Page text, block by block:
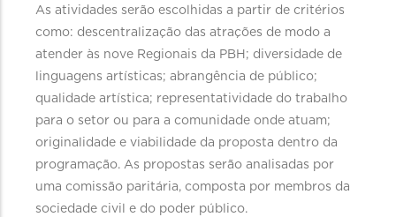
As atividades serão escolhidas a partir de critérios
como: descentralização das atrações de modo a
atender às nove Regionais da PBH; diversidade de
linguagens artísticas; abrangência de público;
qualidade artística; representatividade do trabalho
para o setor ou para a comunidade onde atuam;
originalidade e viabilidade da proposta dentro da
programação. As propostas serão analisadas por
uma comissão paritária, composta por membros da
sociedade civil e do poder público.